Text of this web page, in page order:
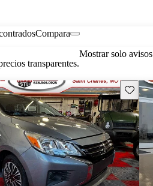
Compara
transparentes.
Mostrar solo
Guarda